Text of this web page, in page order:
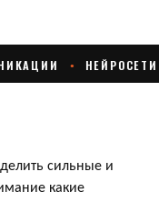
сильные и
какие